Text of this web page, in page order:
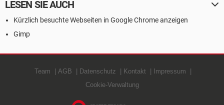
LESEN SIE AUCH
Kürzlich besuchte Webseiten in Google Chrome anzeigen
Gimp
Team AGB Datenschutz Kontakt
Impressum
Cookie-Verwaltung